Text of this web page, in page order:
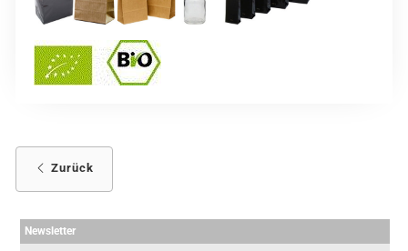
Zurück
Newsletter